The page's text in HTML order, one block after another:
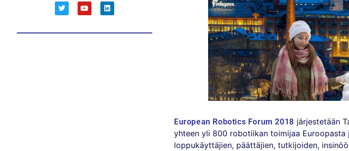
European Robotics Forum 2018 järjestetään
yhteen yli 800 robotiikan toimijaa Euroopasta
loppukäyttäjien, päättäjien, tutkijoiden,